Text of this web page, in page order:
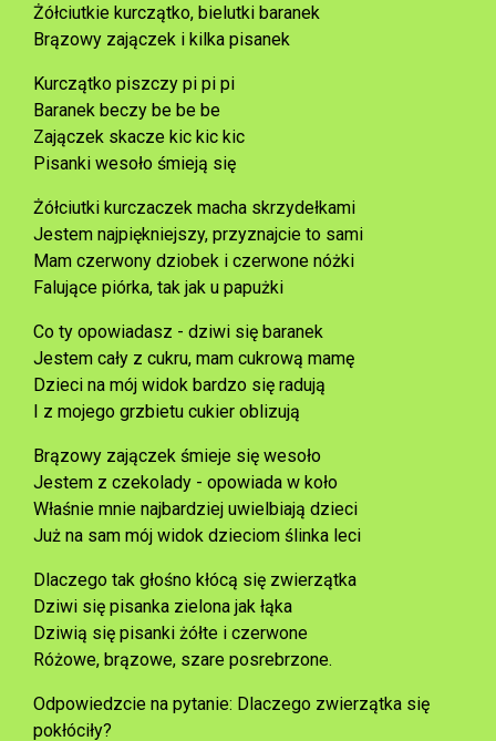
Żółciutkie kurczątko, bielutki baranek
Brązowy zajączek i kilka pisanek
Kurczątko piszczy pi pi pi
Baranek beczy be be be
Zajączek skacze kic kic kic
Pisanki wesoło śmieją się
Żółciutki kurczaczek macha skrzydełkami
Jestem najpiękniejszy, przyznajcie to sami
Mam czerwony dziobek i czerwone nóżki
Falujące piórka, tak jak u papużki
Co ty opowiadasz - dziwi się baranek
Jestem cały z cukru, mam cukrową mamę
Dzieci na mój widok bardzo się radują
I z mojego grzbietu cukier oblizują
Brązowy zajączek śmieje się wesoło
Jestem z czekolady - opowiada w koło
Właśnie mnie najbardziej uwielbiają dzieci
Już na sam mój widok dzieciom ślinka leci
Dlaczego tak głośno kłócą się zwierzątka
Dziwi się pisanka zielona jak łąka
Dziwią się pisanki żółte i czerwone
Różowe, brązowe, szare posrebrzone.
Odpowiedzcie na pytanie: Dlaczego zwierzątka się
pokłóciły?